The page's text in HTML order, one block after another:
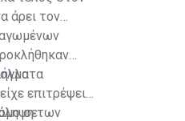
άρει τον
επιτρέψει
σετων